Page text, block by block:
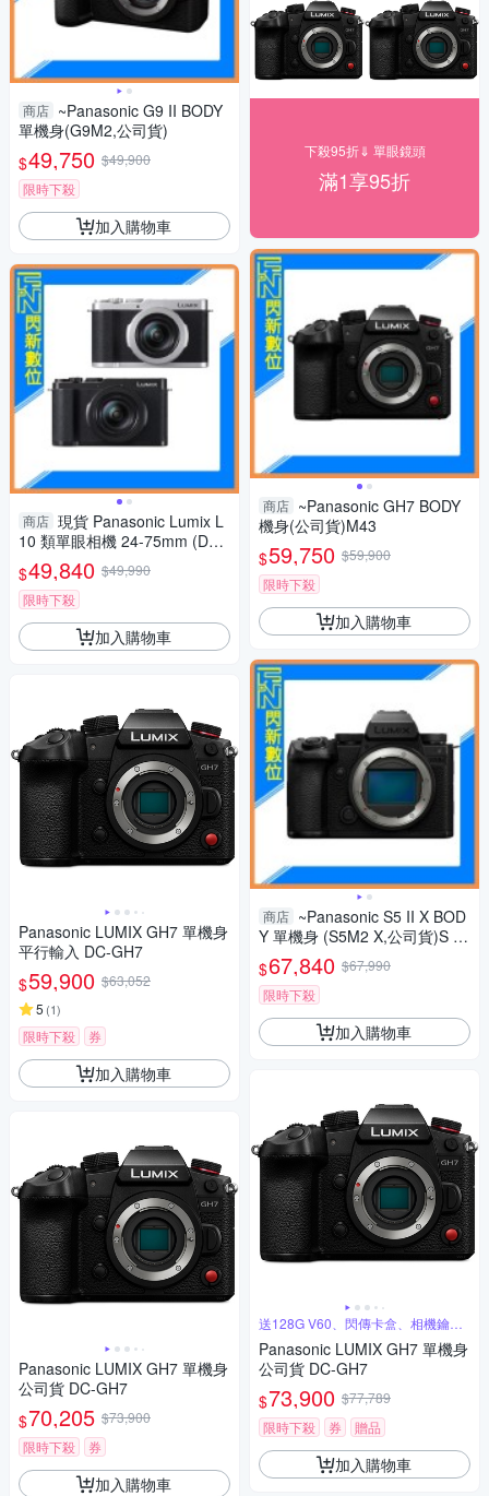
商店 ~Panasonic G9 II BODY
單機身(G9M2,公司貨)
$49,750 $49,900
限時下殺
加入購物車
商店 現貨 Panasonic Lumix L
10 類單眼相機 24-75mm (DC-
L10,公司貨)
$49,840 $49,990
限時下殺
加入購物車
Panasonic LUMIX GH7 單機身
平行輸入 DC-GH7
$59,900 $63,052
5 (1)
限時下殺 券
加入購物車
Panasonic LUMIX GH7 單機身
公司貨 DC-GH7
$70,205 $73,900
限時下殺
券
加入購物車
下殺95折⇓ 單眼鏡頭
滿1享95折
商店 ~Panasonic GH7 BODY
機身(公司貨)M43
$59,750 $59,900
限時下殺
加入購物車
商店 ~Panasonic S5 II X BOD
Y 單機身 (S5M2 X,公司貨)S 5II
$67,840 $67,990
限時下殺
加入購物車
送128G V60、閃傳卡盒、相機鑰匙
圈
Panasonic LUMIX GH7 單機身
公司貨 DC-GH7
$73,900 $77,789
限時下殺
券 贈品
加入購物車